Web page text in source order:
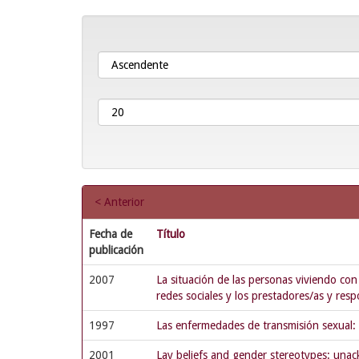
< Anterior
Fecha de
publicación
Título
2007
La situación de las personas viviendo
redes sociales y los prestadores/as y
1997 Las enfermedades de transmisión
2001 Lay beliefs and gender stereotypes: